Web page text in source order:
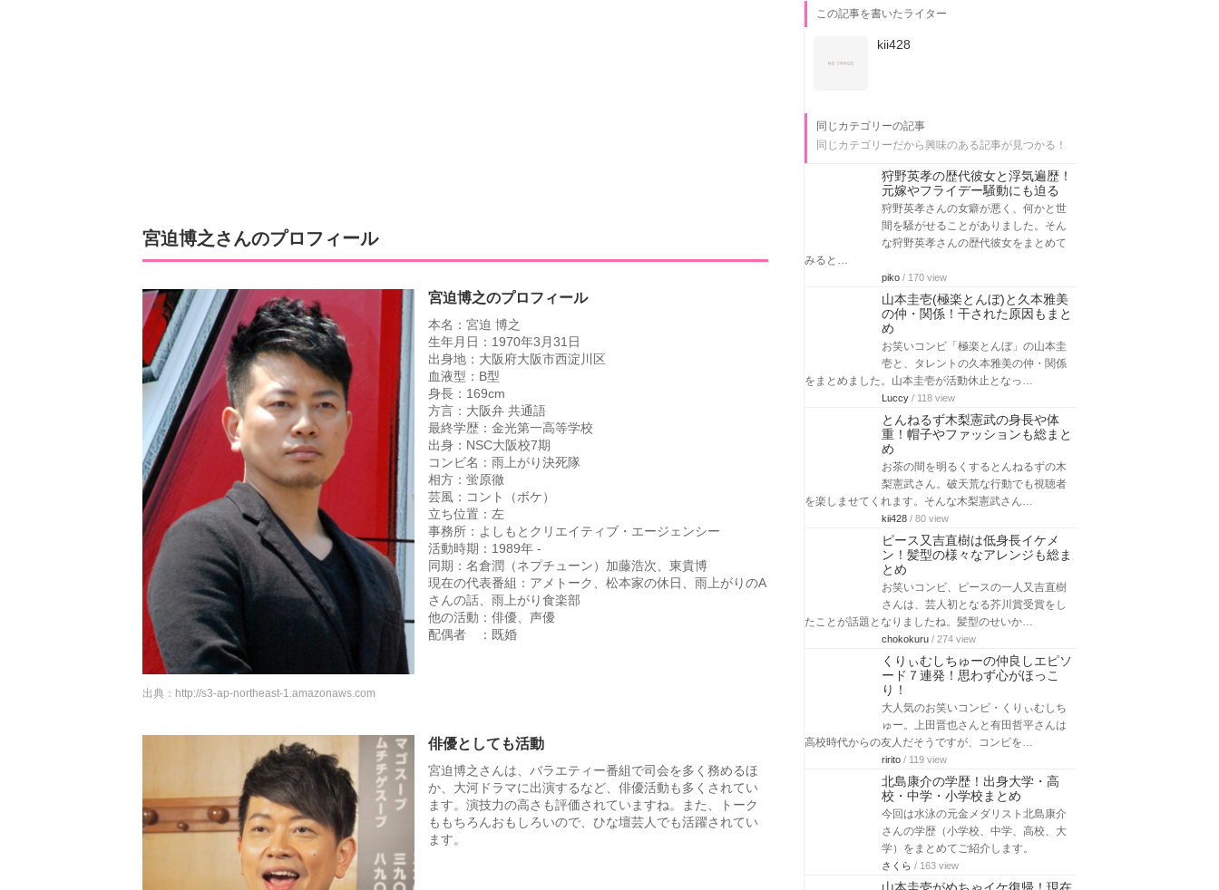
宮迫博之さんのプロフィール
宮迫博之のプロフィール
本名：宮迫 博之
生年月日：1970年3月31日
出身地：大阪府大阪市西淀川区
血液型：B型
身長：169cm
方言：大阪弁 共通語
最終学歴：金光第一高等学校
出身：NSC大阪校7期
コンビ名：雨上がり決死隊
相方：蛍原徹
芸風：コント（ボケ）
立ち位置：左
事務所：よしもとクリエイティブ・エージェンシー
活動時期：1989年 -
同期：名倉潤（ネプチューン）加藤浩次、東貴博
現在の代表番組：アメトーク、松本家の休日、雨上がりのA
さんの話、雨上がり食楽部
他の活動：俳優、声優
配偶者 ：既婚
出典： http://s3-ap-northeast-1.amazonaws.com
俳優としても活動
宮迫博之さんは、バラエティー番組で司会を多く務めるほ
か、大河ドラマに出演するなど、俳優活動も多くされてい
ます。演技力の高さも評価されていますね。また、トーク
ももちろんおもしろいので、ひな壇芸人でも活躍されてい
ます。
この記事を書いたライター
kii428
同じカテゴリーの記事
同じカテゴリーだから興味のある記事が見つかる！
狩野英孝の歴代彼女と浮気遍歴！
元嫁やフライデー騒動にも迫る
狩野英孝さんの女癖が悪く、何かと世
間を騒がせることがありました。そん
な狩野英孝さんの歴代彼女をまとめて
みると…
piko / 170 view
山本圭壱(極楽とんぼ)と久本雅美
の仲・関係！干された原因もまと
め
お笑いコンビ「極楽とんぼ」の山本圭
壱と、タレントの久本雅美の仲・関係
をまとめました。山本圭壱が活動休止となっ…
Luccy / 118 view
とんねるず木梨憲武の身長や体
重！帽子やファッションも総まと
め
お茶の間を明るくするとんねるずの木
梨憲武さん。破天荒な行動でも視聴者
を楽しませてくれます。そんな木梨憲武さん…
kii428 / 80 view
ピース又吉直樹は低身長イケメ
ン！髪型の様々なアレンジも総ま
とめ
お笑いコンビ、ピースの一人又吉直樹
さんは、芸人初となる芥川賞受賞をし
たことが話題となりましたね。髪型のせいか…
chokokuru / 274 view
くりぃむしちゅーの仲良しエピソ
ード７連発！思わず心がほっこ
り！
大人気のお笑いコンビ・くりぃむしち
ゅー。上田晋也さんと有田哲平さんは
高校時代からの友人だそうですが、コンビを…
ririto / 119 view
北島康介の学歴！出身大学・高
校・中学・小学校まとめ
今回は水泳の元金メダリスト北島康介
さんの学歴（小学校、中学、高校、大
学）をまとめてご紹介します。
さくら / 163 view